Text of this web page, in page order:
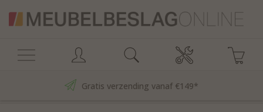
Gratis verzending vanaf €149*